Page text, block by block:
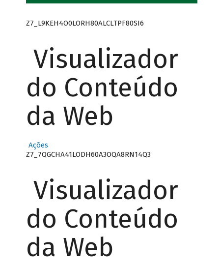
Z7_L9KEH4O0LORH80ALCLTPF80SI6
Visualizador
do Conteúdo
da Web
Ações
Z7_7QGCHA41LODH60A3OQA8RN14Q3
Visualizador
do Conteúdo
da Web